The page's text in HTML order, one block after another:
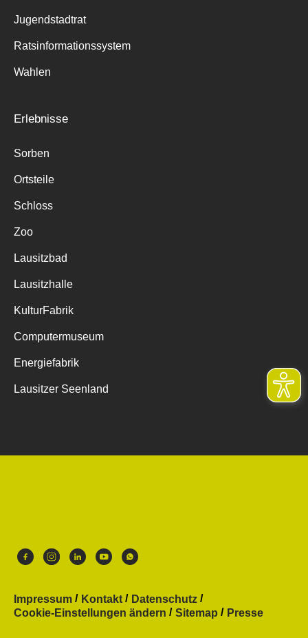
Jugendstadtrat
Ratsinformationssystem
Wahlen
Erlebnisse
Sorben
Ortsteile
Schloss
Zoo
Lausitzbad
Lausitzhalle
KulturFabrik
Computermuseum
Energiefabrik
Lausitzer Seenland
Impressum Kontakt
Datenschutz
Cookie-Einstellungen ändern
Sitemap Presse